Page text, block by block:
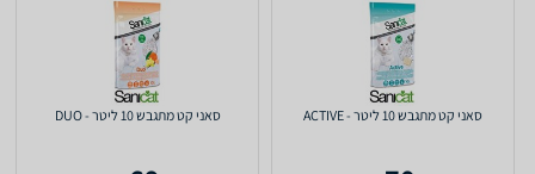
סאני קט מתגבש 10 ליטר - ACTIVE סאני קט מתגבש 10 ליטר - DUO